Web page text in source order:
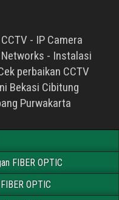
- IP Camera
- Instalasi
perbaikan CCTV
Bekasi Cibitung
Purwakarta
FIBER OPTIC
OPTIC